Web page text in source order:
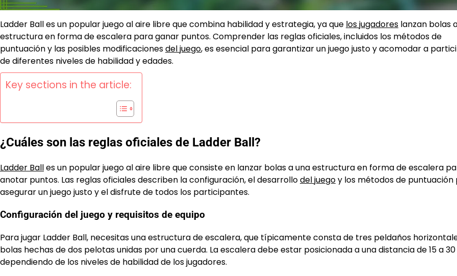
Ladder Ball es un popular juego al aire libre que combina habilidad y estrategia, ya que los jugadores lanzan bolas
estructura en forma de escalera para ganar puntos. Comprender las reglas oficiales, incluidos los métodos de
puntuación y las posibles modificacionesdel juego, es esencial para garantizar un juego justo y acomodar a
de diferentes niveles de habilidad y edades.
Key sections in the article:
¿Cuáles son las reglas oficiales de Ladder Ball?
Ladder Balles un popular juego al aire libre que consiste en lanzar bolas a una estructura en forma de escalera
anotar puntos. Las reglas oficiales describen la configuración, el desarrollodel juegoy los métodos de puntuación
asegurar un juego justo y el disfrute de todos los participantes.
Configuración del juego y requisitos de equipo
Para jugar Ladder Ball, necesitas una estructura de escalera, que típicamente consta de tres peldaños
bolas hechas de dos pelotas unidas por una cuerda. La escalera debe estar posicionada a una distancia de 15 a 30
dependiendo de los niveles de habilidad de los jugadores.